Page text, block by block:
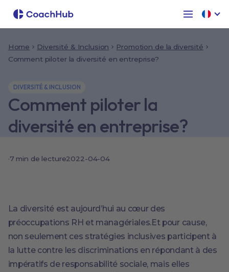
Home Diversité & Inclusion
Promotion de la diversité
Comment piloter la diversité en entreprise?
DIVERSITÉ & INCLUSION
Comment piloter la
diversité en entreprise?
·7 min de lecture2022-04-04
La diversité est aujourd’hui au cœur des
préoccupations RH et managériales.Et pour cause,
non seulement ces stratégies inclusives participent à
la lutte contre les discriminations en répondant à des
impératifs de responsabilité sociale, mais elles